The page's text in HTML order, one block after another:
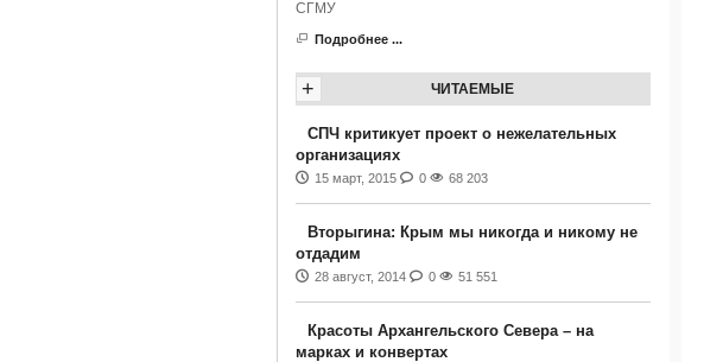
СГМУ
Подробнее ...
ЧИТАЕМЫЕ
+
СПЧ критикует проект о нежелательных
организациях
15 март, 2015 0 68 203
Вторыгина: Крым мы никогда и никому не
отдадим
28 август, 2014 0 51 551
Красоты Архангельского Севера – на
марках и конвертах